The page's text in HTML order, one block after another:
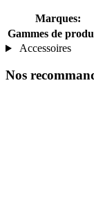
Marques:
Gammes de
Accessoires
Nos